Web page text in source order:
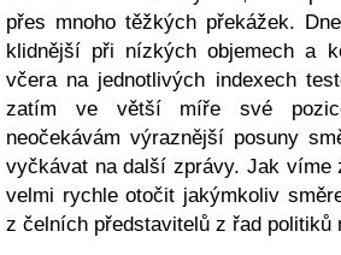
přes mnoho těžkých překážek.
klidnější při nízkých objemech a
včera na jednotlivých indexech
zatím ve větší míře své
neočekávám výraznější posuny
vyčkávat na další zprávy. Jak
velmi rychle otočit jakýmkoliv
z čelních představitelů z řad politiků